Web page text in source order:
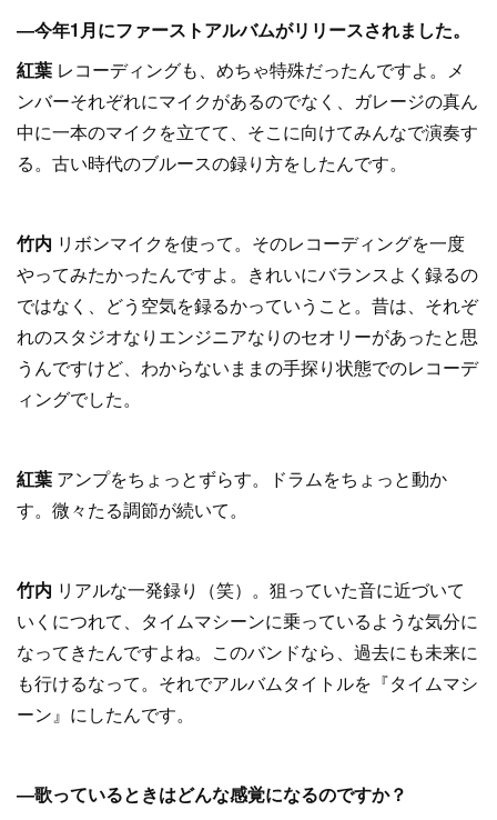
―今年1月にファーストアルバムがリリースされました。
紅葉 レコーディングも、めちゃ特殊だったんですよ。メ
ンバーそれぞれにマイクがあるのでなく、ガレージの真ん
中に一本のマイクを立てて、そこに向けてみんなで演奏す
る。古い時代のブルースの録り方をしたんです。
竹内 リボンマイクを使って。そのレコーディングを一度
やってみたかったんですよ。きれいにバランスよく録るの
ではなく、どう空気を録るかっていうこと。昔は、それぞ
れのスタジオなりエンジニアなりのセオリーがあったと思
うんですけど、わからないままの手探り状態でのレコーデ
ィングでした。
紅葉 アンプをちょっとずらす。ドラムをちょっと動か
す。微々たる調節が続いて。
竹内 リアルな一発録り（笑）。狙っていた音に近づいて
いくにつれて、タイムマシーンに乗っているような気分に
なってきたんですよね。このバンドなら、過去にも未来に
も行けるなって。それでアルバムタイトルを『タイムマシ
ーン』にしたんです。
―歌っているときはどんな感覚になるのですか？